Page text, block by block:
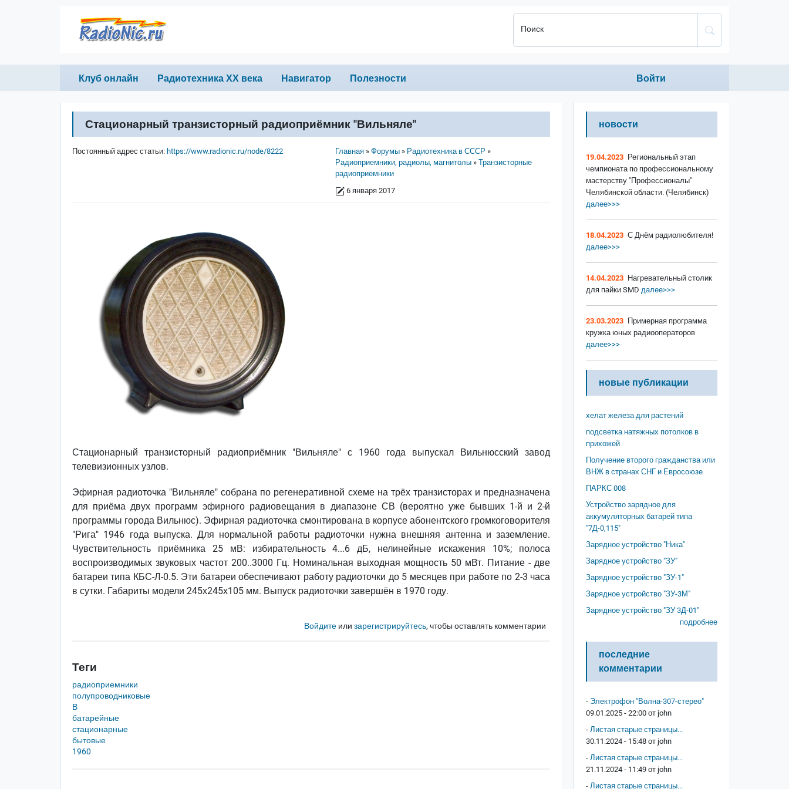
Поиск
Primary links
Клуб онлайн Радиотехника ХХ века Навигатор Полезности
Anonumous menu
Войти
Стационарный транзисторный радиоприёмник "Вильняле"
Строка навигации
Главная Форумы
Радиотехника в СССР
Радиоприемники, радиолы, магнитолы
Транзисторные
радиоприемники
6 января 2017
Постоянный адрес статьи: https://www.radionic.ru/node/8222
Стационарный транзисторный радиоприёмник "Вильняле" с 1960 года выпускал Вильнюсский завод
телевизионных узлов.
Эфирная радиоточка "Вильняле" собрана по регенеративной схеме на трёх транзисторах и предназначена
для приёма двух программ эфирного радиовещания в диапазоне СВ (вероятно уже бывших 1-й и 2-й
программы города Вильнюс). Эфирная радиоточка смонтирована в корпусе абонентского громкоговорителя
"Рига" 1946 года выпуска. Для нормальной работы радиоточки нужна внешняя антенна и заземление.
Чувствительность приёмника 25 мВ: избирательность 4...6 дБ, нелинейные искажения 10%; полоса
воспроизводимых звуковых частот 200..3000 Гц. Номинальная выходная мощность 50 мВт. Питание - две
батареи типа КБС-Л-0.5. Эти батареи обеспечивают работу радиоточки до 5 месяцев при работе по 2-3 часа
в сутки. Габариты модели 245х245х105 мм. Выпуск радиоточки завершён в 1970 году.
Войдитеили зарегистрируйтесь, чтобы оставлять комментарии
Теги
радиоприемники
полупроводниковые
В
батарейные
стационарные
бытовые
1960
новости
19.04.2023 Региональный этап
чемпионата по профессиональному
мастерству "Профессионалы"
Челябинской области. (Челябинск)
далее>>>
18.04.2023 С Днём радиолюбителя!
далее>>>
14.04.2023 Нагревательный столик
для пайки SMD далее>>>
23.03.2023 Примерная программа
кружка юных радиооператоров
далее>>>
новые публикации
хелат железа для растений
подсветка натяжных потолков в
прихожей
Получение второго гражданства или
ВНЖ в странах СНГ и Евросоюзе
ПАРКС 008
Устройство зарядное для
аккумуляторных батарей типа
"7Д-0,115"
Зарядное устройство "Ника"
Зарядное устройство "ЗУ"
Зарядное устройство "ЗУ-1"
Зарядное устройство "ЗУ-3М"
Зарядное устройство "ЗУ 3Д-01"
подробнее
последние
комментарии
- Электрофон "Волна-307-стерео"
09.01.2025 - 22:00 от john
- Листая старые страницы...
30.11.2024 - 15:48 от john
- Листая старые страницы...
21.11.2024 - 11:49 от john
- Листая старые страницы...